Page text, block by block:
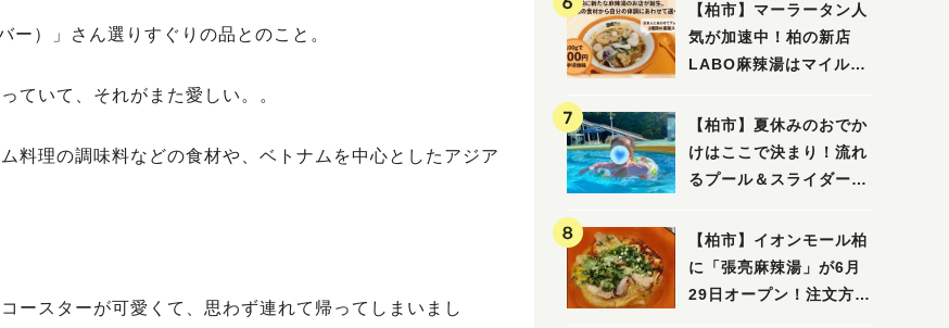
）」さん選りすぐりの品とのこと。
ていて、それがまた愛しい。。
料理の調味料などの食材や、ベトナムを中心としたアジア
ースターが可愛くて、思わず連れて帰ってしまいまし
【柏市】マーラータン人
気が加速中！柏の新店
LABO麻辣湯はマイルド
【柏市】夏休みのおでか
けはここで決まり！流れ
るプール＆スライダーに
ル」を親子で満喫してき
ました！
【柏市】イオンモール柏
に「張亮麻辣湯」が6月
29日オープン！注文方法